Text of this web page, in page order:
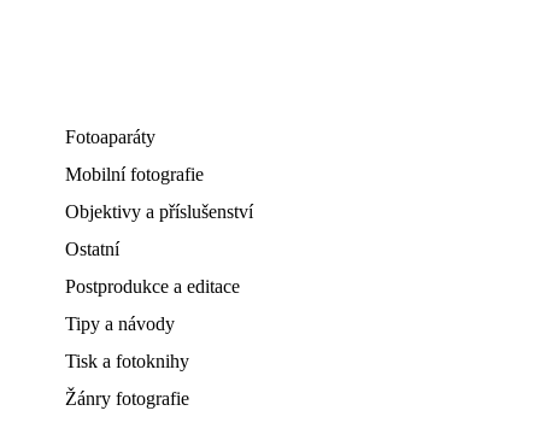
Fotoaparáty
Mobilní fotografie
Objektivy a příslušenství
Ostatní
Postprodukce a editace
Tipy a návody
Tisk a fotoknihy
Žánry fotografie